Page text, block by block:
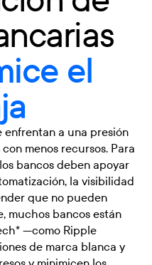
el
enfrentan a una presión
menos recursos. Para
bancos deben apoyar
la visibilidad
que no pueden
muchos bancos están
—como Ripple
de marca blanca y